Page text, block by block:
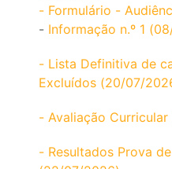
- Formulário -
- Informação n.º 1
- Lista Definitiva de
Excluídos (20/07/
- Avaliação
- Resultados Prova